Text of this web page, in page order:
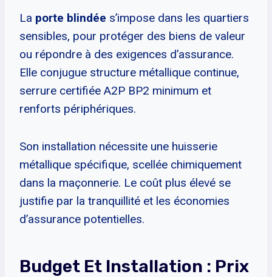
La porte blindée s’impose dans les quartiers
sensibles, pour protéger des biens de valeur
ou répondre à des exigences d’assurance.
Elle conjugue structure métallique continue,
serrure certifiée A2P BP2 minimum et
renforts périphériques.
Son installation nécessite une huisserie
métallique spécifique, scellée chimiquement
dans la maçonnerie. Le coût plus élevé se
justifie par la tranquillité et les économies
d’assurance potentielles.
Budget Et Installation : Prix